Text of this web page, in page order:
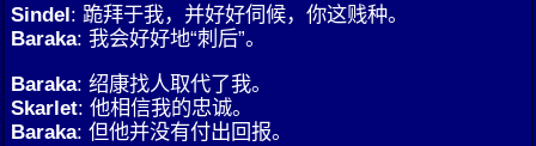
Sindel: 跪拜于我，并好好伺候，你这贱种。
Baraka: 我会好好地“刺后”。
Baraka: 绍康找人取代了我。
Skarlet: 他相信我的忠诚。
Baraka: 但他并没有付出回报。